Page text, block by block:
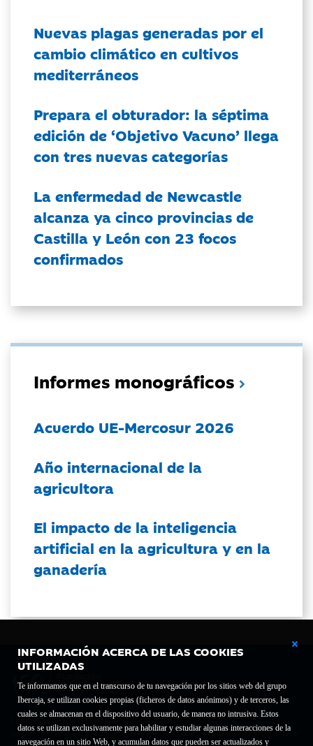
INFORMACIÓN ACERCA DE LAS COOKIES
UTILIZADAS
Te informamos que en el transcurso de tu navegación por los sitios web del grupo
Ibercaja, se utilizan cookies propias (ficheros de datos anónimos) y de terceros, las
cuales se almacenan en el dispositivo del usuario, de manera no intrusiva. Estos
datos se utilizan exclusivamente para habilitar y estudiar algunas interacciones de la
navegación en un sitio Web, y acumulan datos que pueden ser actualizados y
Nuevas plagas generadas por el
cambio climático en cultivos
mediterráneos
Prepara el obturador: la séptima
edición de ‘Objetivo Vacuno’ llega
con tres nuevas categorías
La enfermedad de Newcastle
alcanza ya cinco provincias de
Castilla y León con 23 focos
confirmados
Informes monográficos
Acuerdo UE-Mercosur 2026
Año internacional de la
agricultora
El impacto de la inteligencia
artificial en la agricultura y en la
ganadería
Fundación Bancaria Ibercaja C.I.F. G-50000652.
Inscrita en el Registro de Fundaciones del Mº de Educación, Cultura y Deporte con el nº